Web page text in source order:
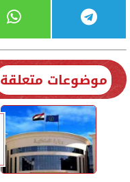
موضوعات متعلقة